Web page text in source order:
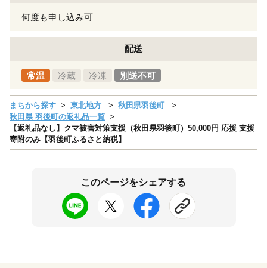
何度も申し込み可
配送
常温 冷蔵 冷凍 別送不可
まちから探す 東北地方
秋田県羽後町
秋田県 羽後町の返礼品一覧
【返礼品なし】クマ被害対策支援（秋田県羽後町）50,000円 応援 支援
寄附のみ【羽後町ふるさと納税】
このページをシェアする